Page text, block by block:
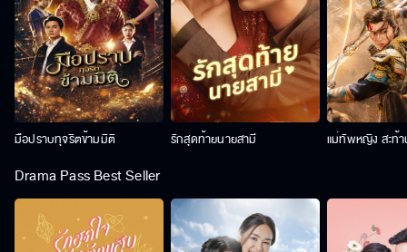
มือปราบทุจริตข้ามมิติ รักสุดท้ายนายสามี แม่ทัพหญิง สะท้
Drama Pass Best Seller